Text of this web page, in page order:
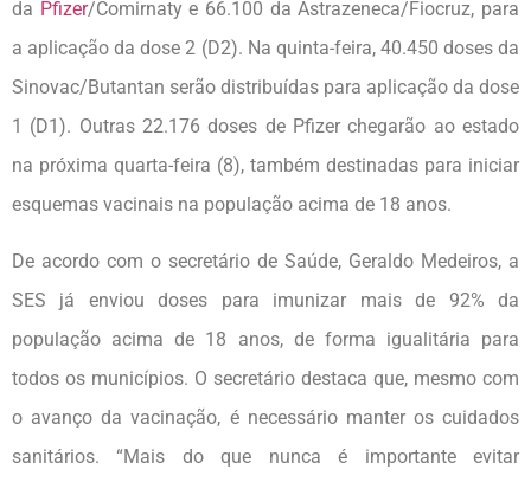
da Pfizer/Comirnaty e 66.100 da Astrazeneca/Fiocruz, para
a aplicação da dose 2 (D2). Na quinta-feira, 40.450 doses da
Sinovac/Butantan serão distribuídas para aplicação da dose
1 (D1). Outras 22.176 doses de Pfizer chegarão ao estado
na próxima quarta-feira (8), também destinadas para iniciar
esquemas vacinais na população acima de 18 anos.
De acordo com o secretário de Saúde, Geraldo Medeiros, a
SES já enviou doses para imunizar mais de 92% da
população acima de 18 anos, de forma igualitária para
todos os municípios. O secretário destaca que, mesmo com
o avanço da vacinação, é necessário manter os cuidados
sanitários. “Mais do que nunca é importante evitar